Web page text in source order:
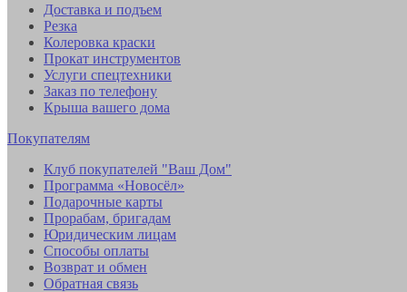
Доставка и подъем
Резка
Колеровка краски
Прокат инструментов
Услуги спецтехники
Заказ по телефону
Крыша вашего дома
Покупателям
Клуб покупателей "Ваш Дом"
Программа «Новосёл»
Подарочные карты
Прорабам, бригадам
Юридическим лицам
Способы оплаты
Возврат и обмен
Обратная связь